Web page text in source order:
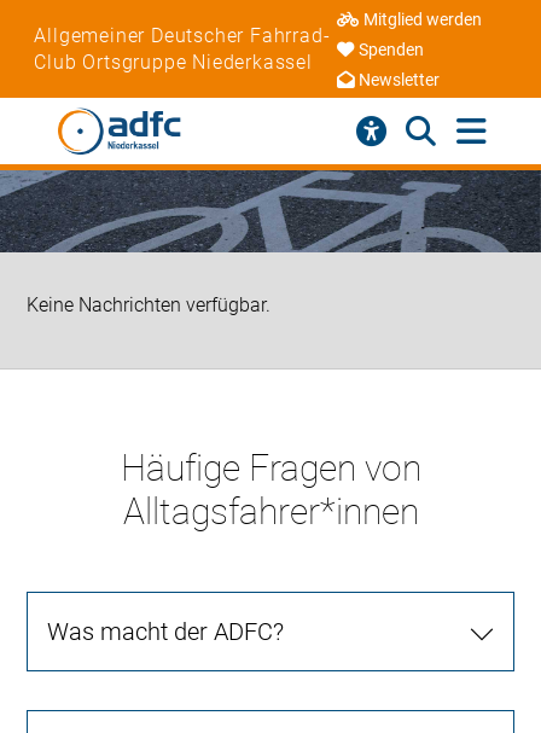
Allgemeiner Deutscher Fahrrad-
Club Ortsgruppe Niederkassel
Mitglied werden
Spenden
Newsletter
Keine Nachrichten verfügbar.
Häufige Fragen von
Alltagsfahrer*innen
Was macht der ADFC?